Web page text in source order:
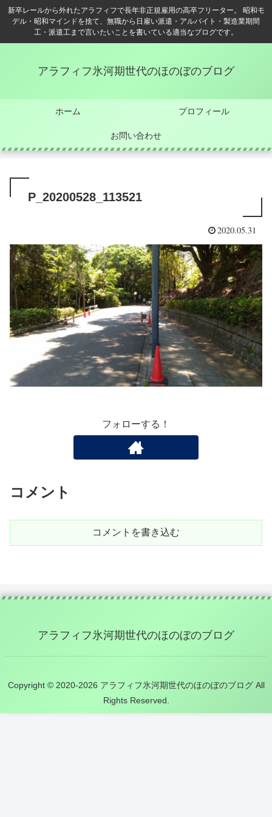
新卒レールから外れたアラフィフで長年非正規雇用の高卒フリーター。 昭和モ
デル・昭和マインドを捨て、無職から日雇い派遣・アルバイト・製造業期間
工・派遣工まで言いたいことを書いている適当なブログです。
アラフィフ氷河期世代のほのぼのブログ
ホーム プロフィール
お問い合わせ
P_20200528_113521
2020.05.31
フォローする！
コメント
コメントを書き込む
アラフィフ氷河期世代のほのぼのブログ
Copyright © 2020-2026 アラフィフ氷河期世代のほのぼのブログ All
Rights Reserved.